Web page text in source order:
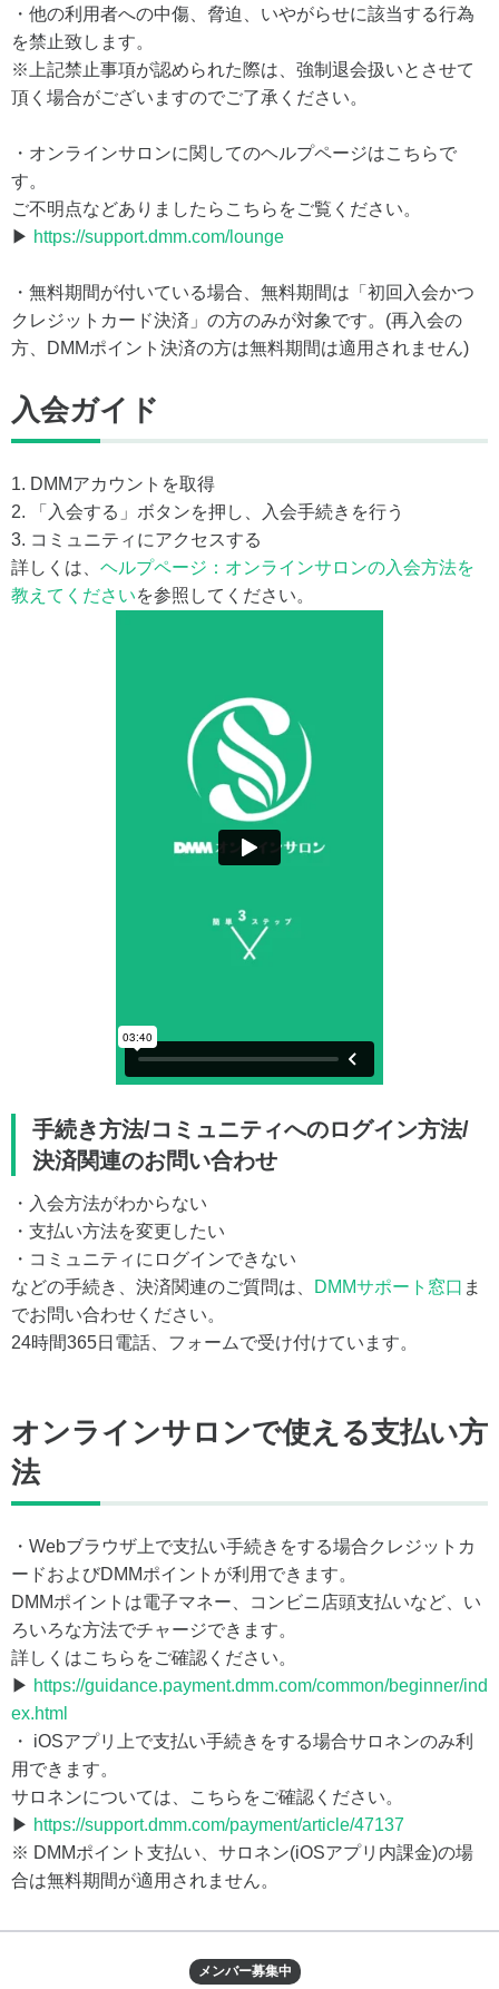
・他の利用者への中傷、脅迫、いやがらせに該当する行為
を禁止致します。
※上記禁止事項が認められた際は、強制退会扱いとさせて
頂く場合がございますのでご了承ください。
・オンラインサロンに関してのヘルプページはこちらで
す。
ご不明点などありましたらこちらをご覧ください。
▶ https://support.dmm.com/lounge
・無料期間が付いている場合、無料期間は「初回入会かつ
クレジットカード決済」の方のみが対象です。(再入会の
方、DMMポイント決済の方は無料期間は適用されません)
入会ガイド
1. DMMアカウントを取得
2. 「入会する」ボタンを押し、入会手続きを行う
3. コミュニティにアクセスする
詳しくは、 ヘルプページ：オンラインサロンの入会方法を
教えてくださいを参照してください。
手続き方法/コミュニティへのログイン方法/
決済関連のお問い合わせ
・入会方法がわからない
・支払い方法を変更したい
・コミュニティにログインできない
などの手続き、決済関連のご質問は、
DMMサポート窓口 ま
でお問い合わせください。
24時間365日電話、フォームで受け付けています。
オンラインサロンで使える支払い方
法
・Webブラウザ上で支払い手続きをする場合クレジットカ
ードおよびDMMポイントが利用できます。
DMMポイントは電子マネー、コンビニ店頭支払いなど、い
ろいろな方法でチャージできます。
詳しくはこちらをご確認ください。
▶ https://guidance.payment.dmm.com/common/beginner/ind
ex.html
・ iOSアプリ上で支払い手続きをする場合サロネンのみ利
用できます。
サロネンについては、こちらをご確認ください。
▶ https://support.dmm.com/payment/article/47137
※ DMMポイント支払い、サロネン(iOSアプリ内課金)の場
合は無料期間が適用されません。
メンバー募集中